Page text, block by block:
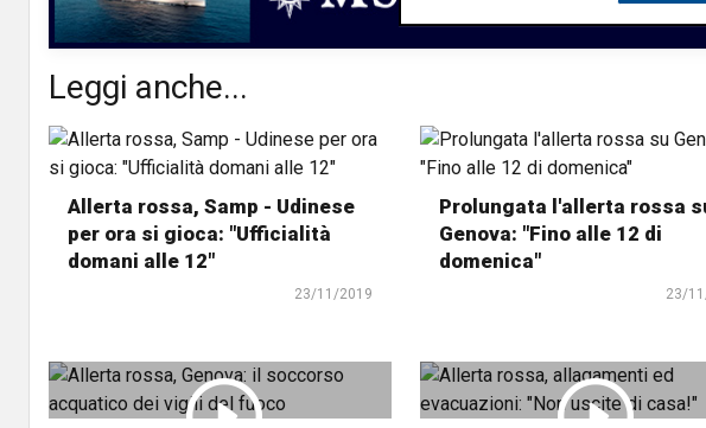
Leggi anche...
Allerta rossa, Samp - Udinese
per ora si gioca: "Ufficialità
domani alle 12"
23/11/2019
Prolungata l'allerta rossa
Genova: "Fino alle 12 di
domenica"
23/